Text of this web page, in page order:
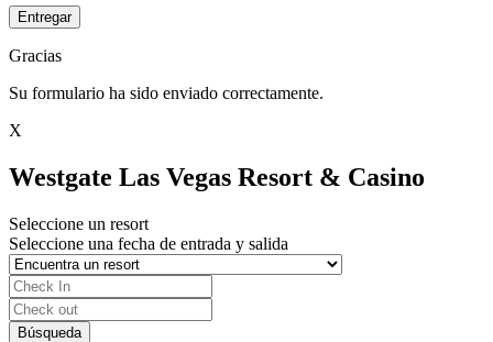
Entregar
Gracias
Su formulario ha sido enviado correctamente.
X
Westgate Las Vegas Resort & Casino
Seleccione un resort
Seleccione una fecha de entrada y salida